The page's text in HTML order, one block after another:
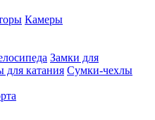
Камеры
Замки для
для катания Сумки-чехлы